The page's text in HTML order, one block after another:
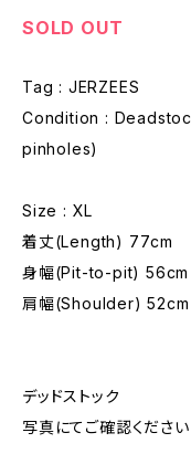
SOLD OUT
Tag : JERZEES
Condition :
pinholes)
Size : XL
着丈(Length) 77cm
身幅(Pit-to-pit) 56cm
肩幅(Shoulder) 52cm
デッドストック
写真にてご確認ください